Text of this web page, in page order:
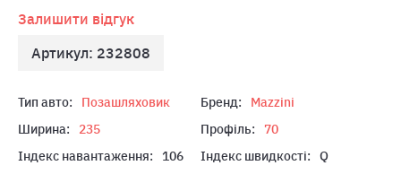
Залишити відгук
Артикул: 232808
Тип авто: Позашляховик Бренд:
Mazzini
Ширина:
235 Профіль:
70
Індекс навантаження:
106 Індекс швидкості: Q